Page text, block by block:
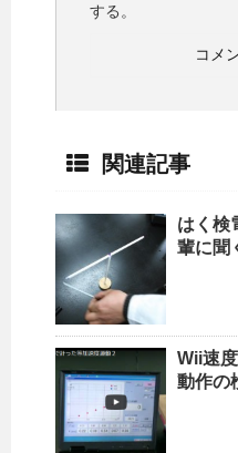
する。
関連記事
はく
輩に
Wii速
動作の